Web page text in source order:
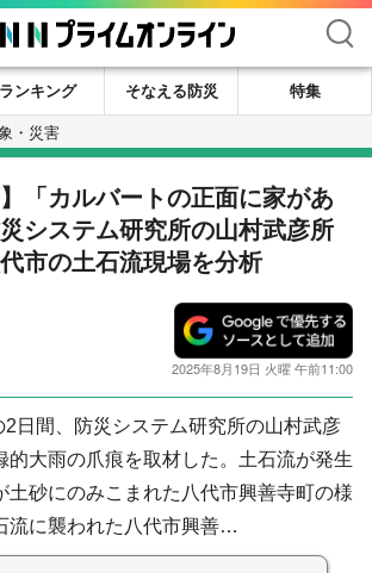
検索
ランキング そなえる防災
特集
・災害
】「カルバートの正面に家があ
システム研究所の山村武彦所
市の土石流現場を分析
2025年8月19日 火曜 午前11:00
日間、防災システム研究所の山村武彦
的大雨の爪痕を取材した。土石流が発生
土砂にのみこまれた八代市興善寺町の様
流に襲われた八代市興善…